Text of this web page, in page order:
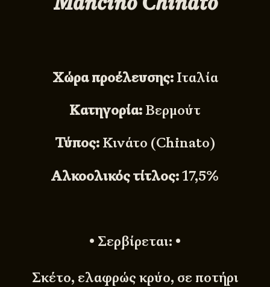
Χώρα προέλευσης:Ιταλία
Κατηγορία: Βερμούτ
Τύπος: Κινάτο (Chinato)
Αλκοολικός τίτλος:17,5%
• Σερβίρεται: •
Σκέτο, ελαφρώς κρύο, σε ποτήρι